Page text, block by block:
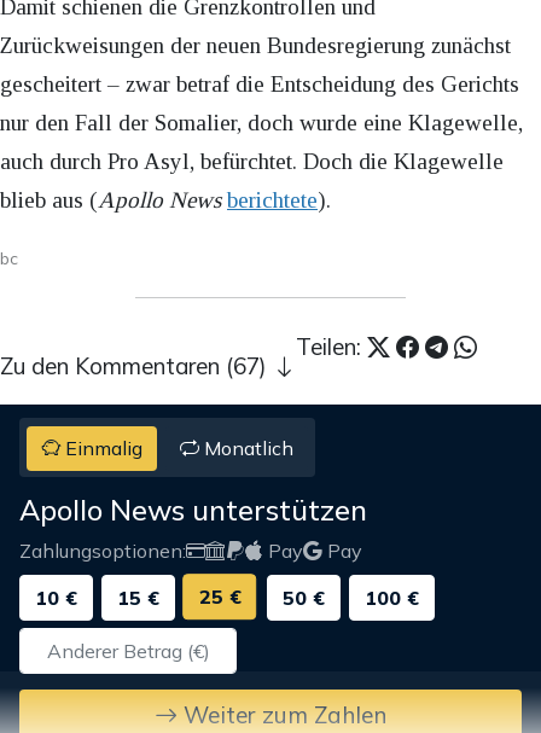
Damit schienen die Grenzkontrollen und
Zurückweisungen der neuen Bundesregierung zunächst
gescheitert – zwar betraf die Entscheidung des Gerichts
nur den Fall der Somalier, doch wurde eine Klagewelle,
auch durch Pro Asyl, befürchtet. Doch die Klagewelle
blieb aus (Apollo News berichtete).
bc
Teilen:
Zu den Kommentaren (67)
Einmalig Monatlich
Apollo News unterstützen
Zahlungsoptionen: Pay
Pay
10 €
15 € 25 € 50 € 100 €
Weiter zum Zahlen